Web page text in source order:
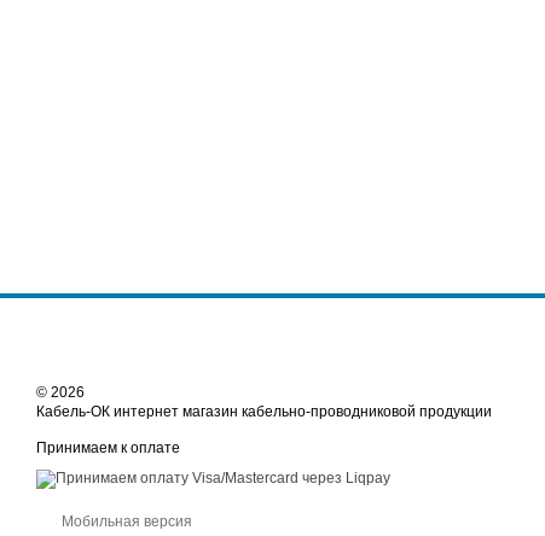
© 2026
Кабель-ОК интернет магазин кабельно-проводниковой продукции
Принимаем к оплате
Мобильная версия